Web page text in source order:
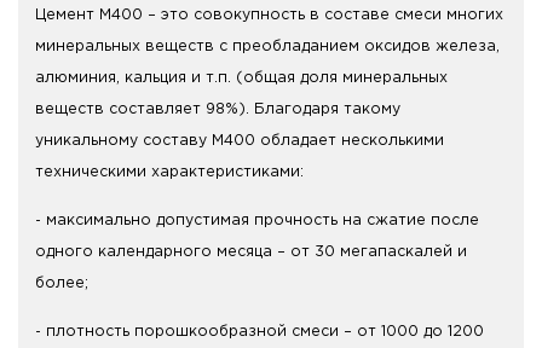
Цемент М400 – это совокупность в составе смеси многих
минеральных веществ с преобладанием оксидов железа,
алюминия, кальция и т.п. (общая доля минеральных
веществ составляет 98%). Благодаря такому
уникальному составу М400 обладает несколькими
техническими характеристиками:
- максимально допустимая прочность на сжатие после
одного календарного месяца – от 30 мегапаскалей и
более;
- плотность порошкообразной смеси – от 1000 до 1200